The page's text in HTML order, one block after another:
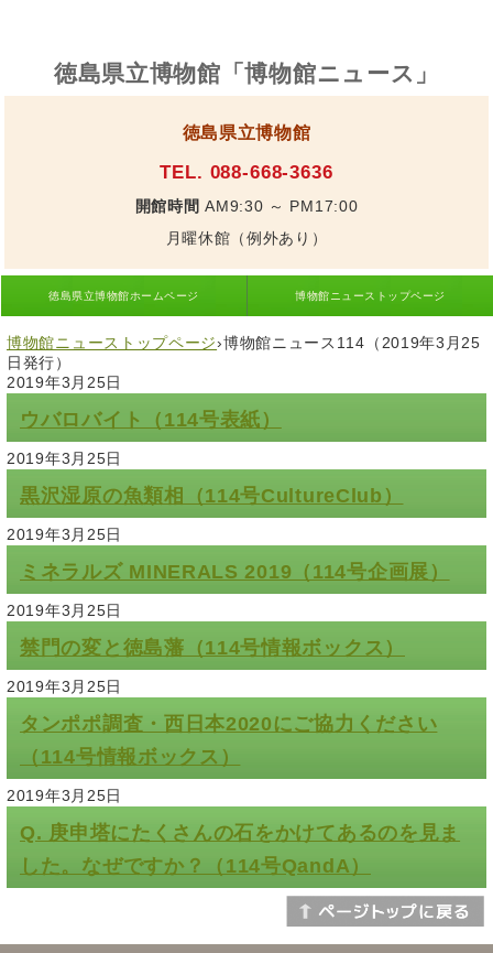
徳島県立博物館「博物館ニュース」
徳島県立博物館
TEL. 088-668-3636
開館時間 AM9:30 ～ PM17:00
月曜休館（例外あり）
徳島県立博物館ホームページ 博物館ニューストップページ
博物館ニューストップページ›博物館ニュース114（2019年3月25
日発行）
2019年3月25日
ウバロバイト（114号表紙）
2019年3月25日
黒沢湿原の魚類相（114号CultureClub）
2019年3月25日
ミネラルズ MINERALS 2019（114号企画展）
2019年3月25日
禁門の変と徳島藩（114号情報ボックス）
2019年3月25日
タンポポ調査・西日本2020にご協力ください
（114号情報ボックス）
2019年3月25日
Q. 庚申塔にたくさんの石をかけてあるのを見ま
した。なぜですか？（114号QandA）